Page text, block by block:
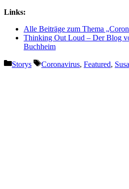
Links:
Alle Beiträge zum Thema
Thinking Out Loud – Der Blog
Buchheim
Kategorien
Storys Schlagwörter
Coronavirus, Featured,